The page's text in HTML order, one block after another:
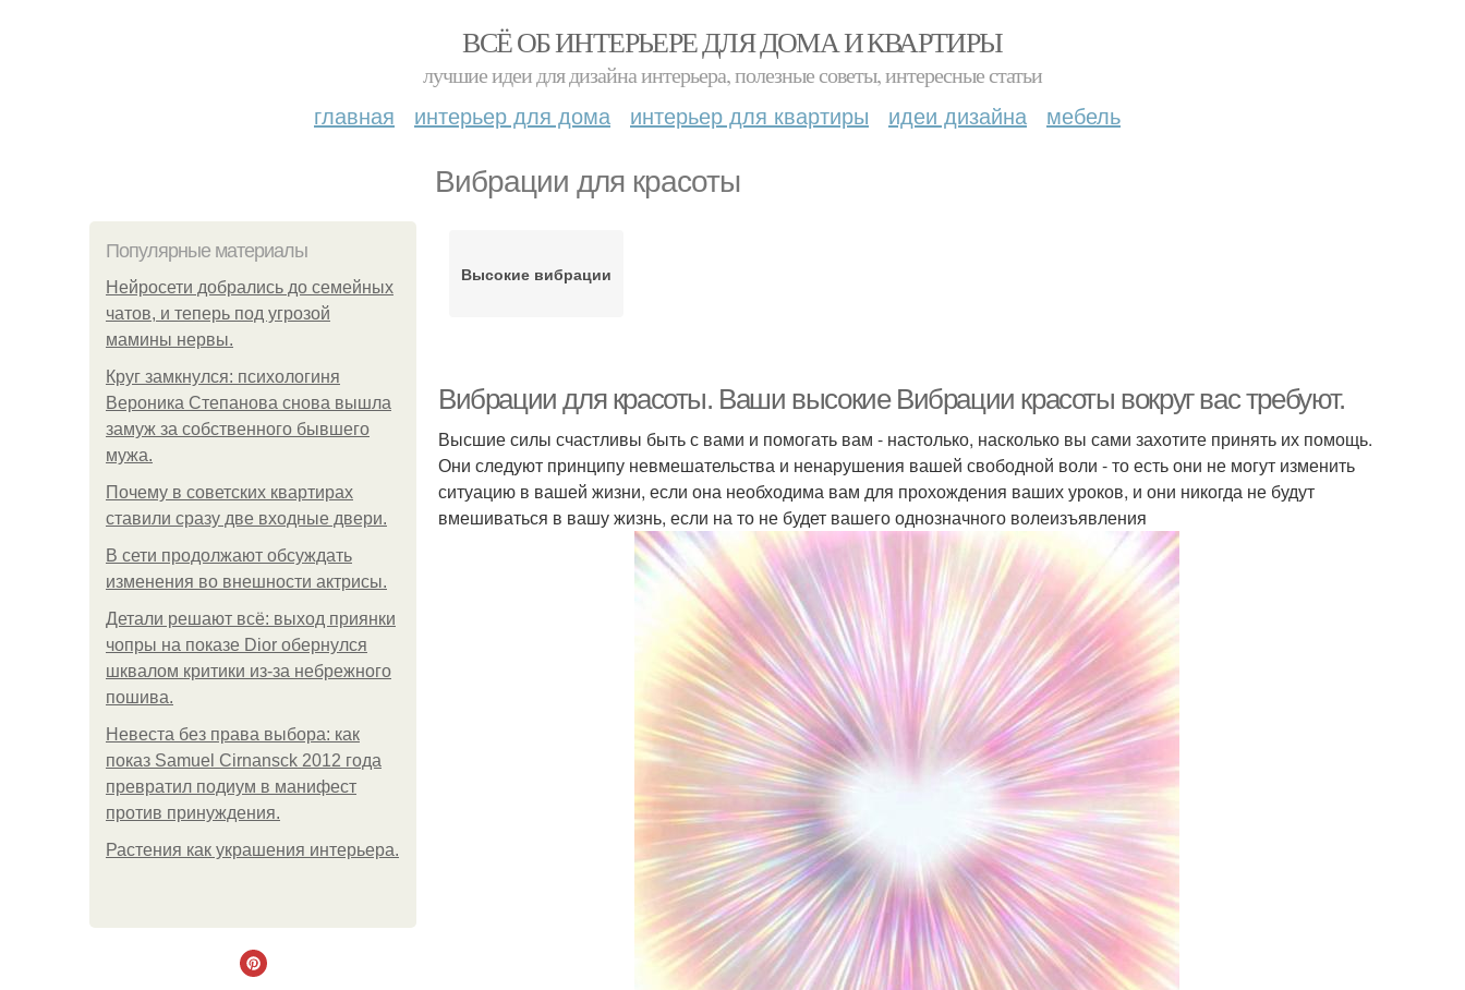
ВСЁ ОБ ИНТЕРЬЕРЕ ДЛЯ ДОМА И КВАРТИРЫ
лучшие идеи для дизайна интерьера, полезные советы, интересные статьи
главная интерьер для дома интерьер для квартиры идеи дизайна мебель
Вибрации для красоты
Популярные материалы
Нейросети добрались до семейных
чатов, и теперь под угрозой
мамины нервы.
Круг замкнулся: психологиня
Вероника Степанова снова вышла
замуж за собственного бывшего
мужа.
Почему в советских квартирах
ставили сразу две входные двери.
В сети продолжают обсуждать
изменения во внешности актрисы.
Детали решают всё: выход приянки
чопры на показе Dior обернулся
шквалом критики из-за небрежного
пошива.
Невеста без права выбора: как
показ Samuel Cirnansck 2012 года
превратил подиум в манифест
против принуждения.
Растения как украшения интерьера.
Высокие вибрации
Вибрации для красоты. Ваши высокие Вибрации красоты вокруг вас требуют.
Высшие силы счастливы быть с вами и помогать вам - настолько, насколько вы сами захотите принять их помощь.
Они следуют принципу невмешательства и ненарушения вашей свободной воли - то есть они не могут изменить
ситуацию в вашей жизни, если она необходима вам для прохождения ваших уроков, и они никогда не будут
вмешиваться в вашу жизнь, если на то не будет вашего однозначного волеизъявления